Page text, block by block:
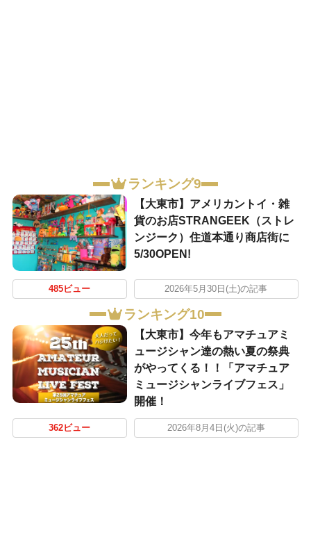
ランキング9
【大東市】アメリカントイ・雑
貨のお店STRANGEEK（ストレ
ンジーク）住道本通り商店街に
5/30OPEN!
485ビュー 2026年5月30日(土)の記事
ランキング10
【大東市】今年もアマチュアミ
ュージシャン達の熱い夏の祭典
がやってくる！！「アマチュア
ミュージシャンライブフェス」
開催！
362ビュー 2026年8月4日(火)の記事